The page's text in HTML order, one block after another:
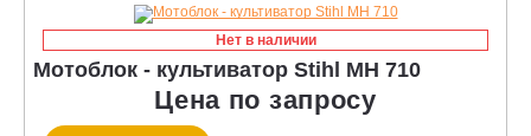
Нет в наличии
Мотоблок - культиватор Stihl MH 710
Цена по запросу